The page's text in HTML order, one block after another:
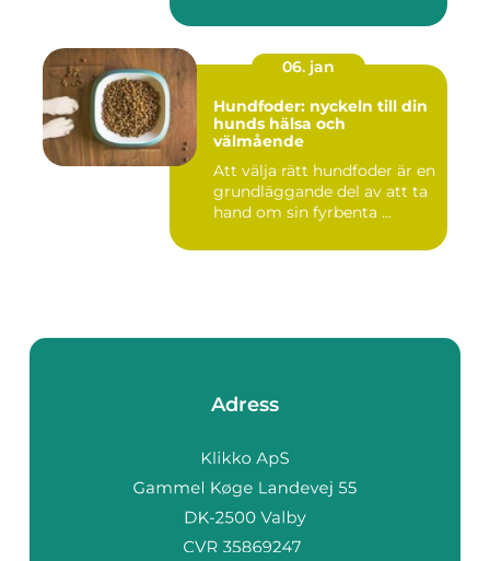
06. jan
Hundfoder: nyckeln till din
hunds hälsa och
välmående
Att välja rätt hundfoder är en
grundläggande del av att ta
hand om sin fyrbenta ...
Adress